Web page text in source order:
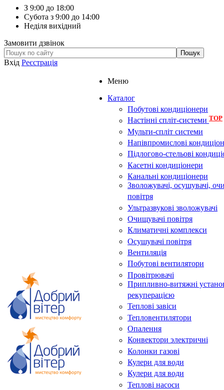
З 9:00 до 18:00
Субота з 9:00 до 14:00
Неділя вихідний
Замовити дзвінок
Вхід Реєстрація
Меню
Каталог
Побутові кондиціонери
Настінні спліт-системи TOP
Мульти-спліт системи
Напівпромислові
Підлогово-стельові
Касетні кондиціонери
Канальні кондиціонери
Зволожувачі, осушувачі,
повітря
Ультразвукові зволожувачі
Очищувачі повітря
Климатичні комплекси
Осушувачі повітря
Вентиляція
Побутові вентилятори
Провітрювачі
Припливно-витяжні
рекуперацією
Теплові завіси
Тепловентилятори
Опалення
Конвектори электричні
Колонки газові
Кулери для води
Кулери для води
Теплові насоси